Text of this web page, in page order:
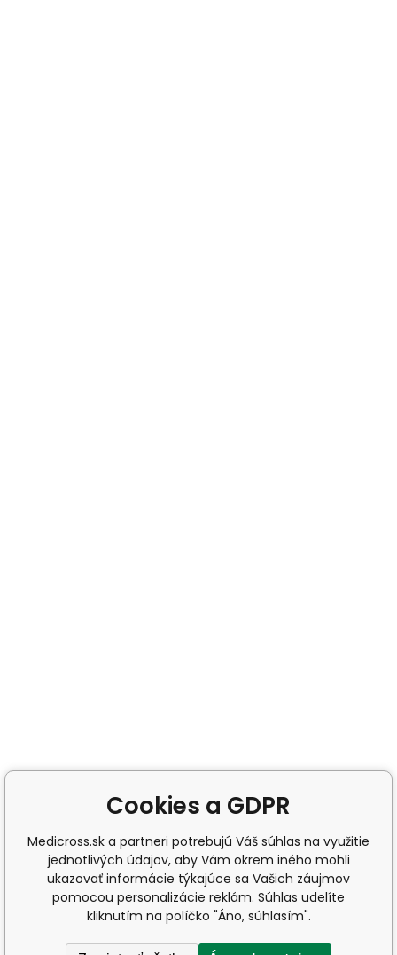
Cookies a GDPR
Medicross.sk a partneri potrebujú Váš súhlas na využitie
jednotlivých údajov, aby Vám okrem iného mohli
ukazovať informácie týkajúce sa Vašich záujmov
pomocou personalizácie reklám. Súhlas udelíte
kliknutím na políčko "Áno, súhlasím".